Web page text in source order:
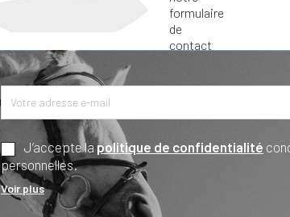
J’accepte la politique de confidentialité
personnelles.
Voir plus